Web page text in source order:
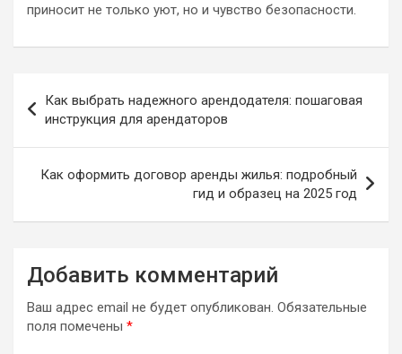
приносит не только уют, но и чувство безопасности.
по
записям
Как выбрать надежного арендодателя: пошаговая
инструкция для арендаторов
Как оформить договор аренды жилья: подробный
гид и образец на 2025 год
Добавить комментарий
Ваш адрес email не будет опубликован. Обязательные
поля помечены *